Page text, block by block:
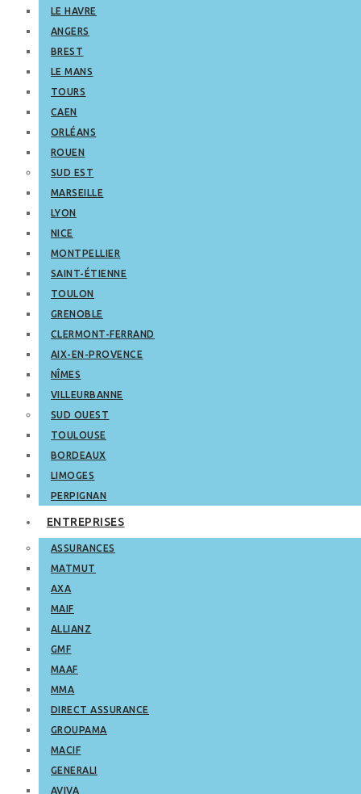
LE HAVRE
ANGERS
BREST
LE MANS
TOURS
CAEN
ORLÉANS
ROUEN
SUD EST
MARSEILLE
LYON
NICE
MONTPELLIER
SAINT-ÉTIENNE
TOULON
GRENOBLE
CLERMONT-FERRAND
AIX-EN-PROVENCE
NÎMES
VILLEURBANNE
SUD OUEST
TOULOUSE
BORDEAUX
LIMOGES
PERPIGNAN
ENTREPRISES
ASSURANCES
MATMUT
AXA
MAIF
ALLIANZ
GMF
MAAF
MMA
DIRECT ASSURANCE
GROUPAMA
MACIF
GENERALI
AVIVA